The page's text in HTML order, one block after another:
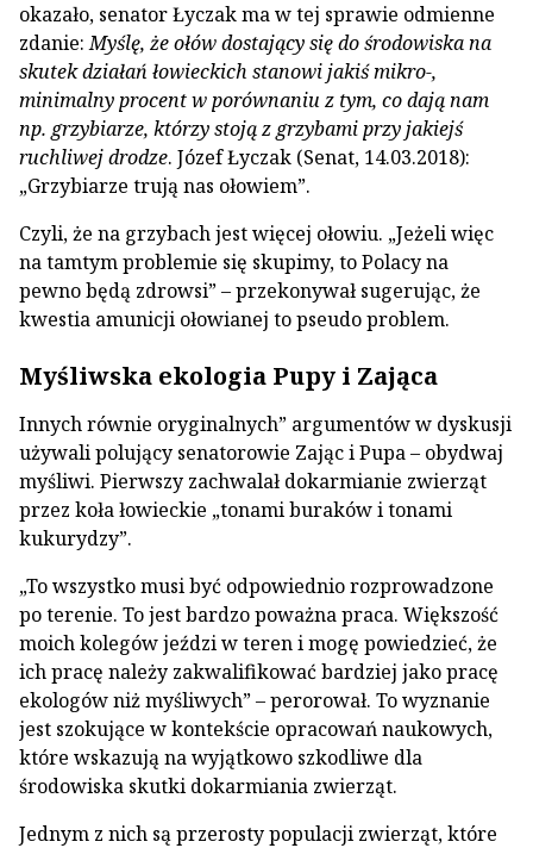
okazało, senator Łyczak ma w tej sprawie odmienne
zdanie:Myślę, że ołów dostający się do środowiska na
skutek działań łowieckich stanowi jakiś mikro-,
minimalny procent w porównaniu z tym, co dają nam
np. grzybiarze, którzy stoją z grzybami przy jakiejś
ruchliwej drodze. Józef Łyczak (Senat, 14.03.2018):
„Grzybiarze trują nas ołowiem”.
Czyli, że na grzybach jest więcej ołowiu. „Jeżeli więc
na tamtym problemie się skupimy, to Polacy na
pewno będą zdrowsi” – przekonywał sugerując, że
kwestia amunicji ołowianej to pseudo problem.
Myśliwska ekologia Pupy i Zająca
Innych równie oryginalnych” argumentów w dyskusji
używali polujący senatorowie Zając i Pupa – obydwaj
myśliwi. Pierwszy zachwalał dokarmianie zwierząt
przez koła łowieckie „tonami buraków i tonami
kukurydzy”.
„To wszystko musi być odpowiednio rozprowadzone
po terenie. To jest bardzo poważna praca. Większość
moich kolegów jeździ w teren i mogę powiedzieć, że
ich pracę należy zakwalifikować bardziej jako pracę
ekologów niż myśliwych” – perorował. To wyznanie
jest szokujące w kontekście opracowań naukowych,
które wskazują na wyjątkowo szkodliwe dla
środowiska skutki dokarmiania zwierząt.
Jednym z nich są przerosty populacji zwierząt, które